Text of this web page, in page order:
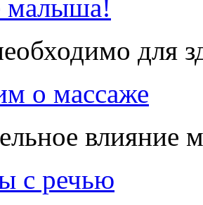
малыша!
для
о массаже
влияние
с речью